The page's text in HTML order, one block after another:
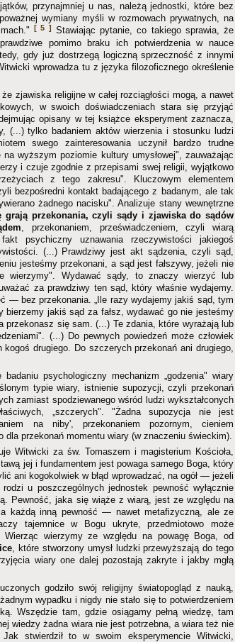
przynajmniej u nas, należą jednostki, które bez
wymiany myśli w rozmowach prywatnych, na
[ 5 ]
Stawiając pytanie, co takiego sprawia, że
pomimo braku ich potwierdzenia w nauce
gdy już dostrzegą logiczną sprzeczność z innymi
wprowadza tu z języka filozoficznego określenie
zjawiska religijne w całej rozciągłości mogą, a nawet
w swoich doświadczeniach stara się przyjąć
opisany w tej książce eksperyment zaznacza,
(...) tylko badaniem aktów wierzenia i stosunku ludzi
swego zainteresowania uczynił bardzo trudne
wyższym poziomie kultury umysłowej", zauważając
i czuje zgodnie z przepisami swej religii, wyjątkowo
z tego zakresu". Kluczowym elementem
bezpośredni kontakt badającego z badanym, ale tak
żadnego nacisku". Analizuje stany wewnętrzne
grają przekonania, czyli sądy i zjawiska do sądów
, przekonaniem, przeświadczeniem, czyli wiarą
psychiczny uznawania rzeczywistości jakiegoś
(...) Prawdziwy jest akt sądzenia, czyli sąd,
jesteśmy przekonani, a sąd jest fałszywy, jeżeli nie
wierzymy". Wydawać sądy, to znaczy wierzyć lub
za prawdziwy ten sąd, który właśnie wydajemy.
— bez przekonania. „Ile razy wydajemy jakiś sąd, tym
bierzemy jakiś sąd za fałsz, wydawać go nie jesteśmy
przekonasz się sam. (...) Te zdania, które wyrażają lub
(...) Do pewnych powiedzeń może człowiek
drugiego. Do szczerych przekonań ani drugiego,
psychologiczny mechanizm „godzenia" wiary
typie wiary, istnienie supozycji, czyli przekonań
zamiast spodziewanego wśród ludzi wykształconych
„szczerych". "Żadna supozycja nie jest
na niby', przekonaniem pozornym, cieniem
dla przekonań momentu wiary (w znaczeniu świeckim).
Witwicki za św. Tomaszem i magisterium Kościoła,
jej i fundamentem jest powaga samego Boga, który
ani kogokolwiek w błąd wprowadzać, na ogół — jeżeli
u poszczególnych jednostek pewność wyłącznie
Pewność, jaka się wiąże z wiarą, jest ze względu na
każdą inną pewność — nawet metafizyczną, ale ze
tajemnice w Bogu ukryte, przedmiotowo może
Wierząc wierzymy ze względu na powagę Boga, od
, które stworzony umysł ludzki przewyższają do tego
wiary one dalej pozostają zakryte i jakby mgłą
godziło swój religijny światopogląd z nauką,
wypadku i nigdy nie stało się to potwierdzeniem
Wszędzie tam, gdzie osiągamy pełną wiedzę, tam
wiedzy żadna wiara nie jest potrzebna, a wiara też nie
Jak stwierdził to w swoim eksperymencie Witwicki,